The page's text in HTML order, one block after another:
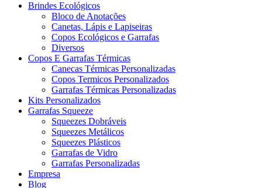
Brindes Ecológicos
Bloco de Anotações
Canetas, Lápis e Lapiseiras
Copos Ecológicos e Garrafas
Diversos
Copos E Garrafas Térmicas
Canecas Térmicas Personalizadas
Copos Termicos Personalizados
Garrafas Térmicas Personalizadas
Kits Personalizados
Garrafas Squeeze
Squeezes Dobráveis
Squeezes Metálicos
Squeezes Plásticos
Garrafas de Vidro
Garrafas Personalizadas
Empresa
Blog